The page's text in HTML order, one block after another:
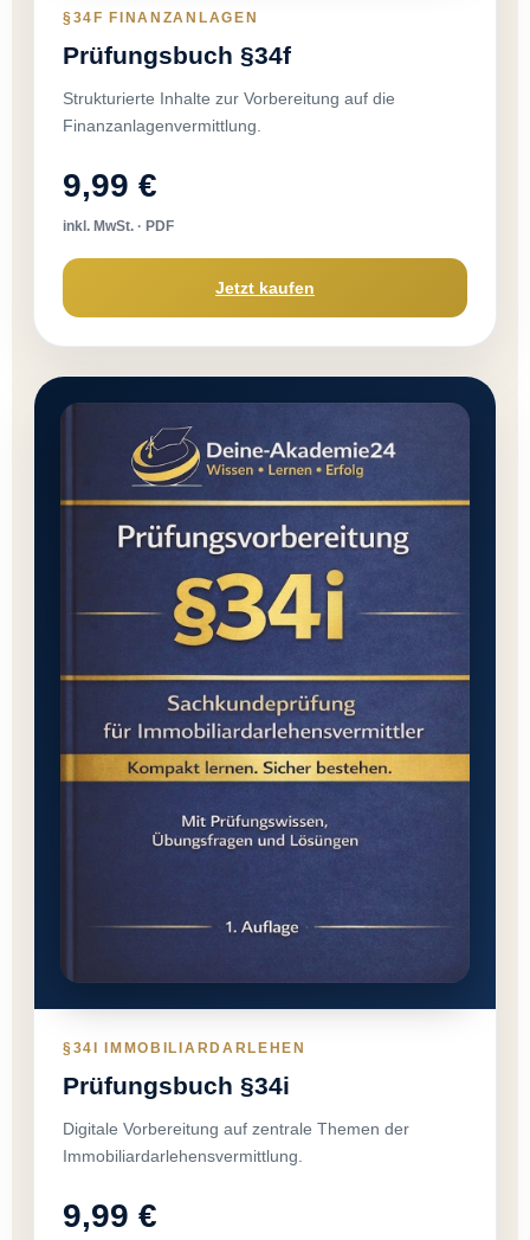
§34F FINANZANLAGEN
Prüfungsbuch §34f
Strukturierte Inhalte zur Vorbereitung auf die
Finanzanlagenvermittlung.
9,99 €
inkl. MwSt. · PDF
Jetzt kaufen
§34I IMMOBILIARDARLEHEN
Prüfungsbuch §34i
Digitale Vorbereitung auf zentrale Themen der
Immobiliardarlehensvermittlung.
9,99 €